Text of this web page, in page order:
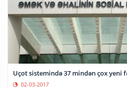
Uçot sistemində 37 mindən çox yeni
02-03-2017